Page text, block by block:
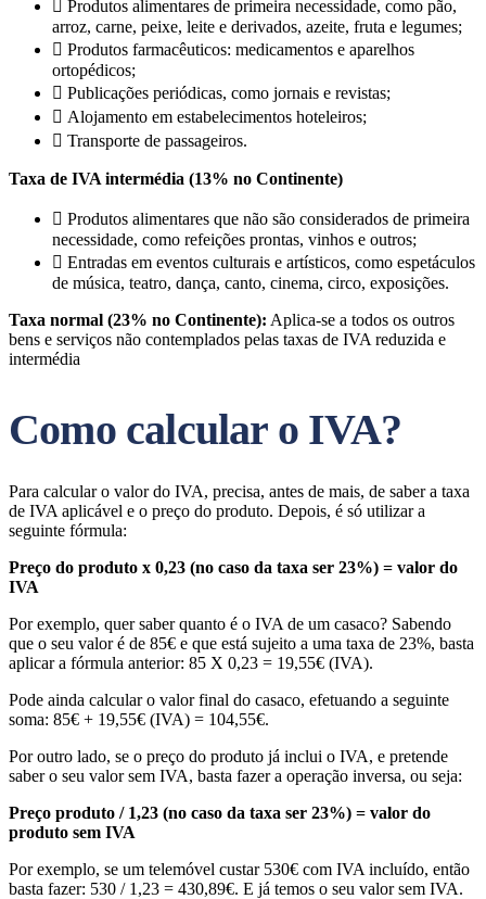
 Produtos alimentares de primeira necessidade, como pão,
arroz, carne, peixe, leite e derivados, azeite, fruta e legumes;
 Produtos farmacêuticos: medicamentos e aparelhos
ortopédicos;
 Publicações periódicas, como jornais e revistas;
 Alojamento em estabelecimentos hoteleiros;
 Transporte de passageiros.
Taxa de IVA intermédia (13% no Continente)
 Produtos alimentares que não são considerados de primeira
necessidade, como refeições prontas, vinhos e outros;
 Entradas em eventos culturais e artísticos, como espetáculos
de música, teatro, dança, canto, cinema, circo, exposições.
Taxa normal (23% no Continente): Aplica-se a todos os outros
bens e serviços não contemplados pelas taxas de IVA reduzida e
intermédia
Como calcular o IVA?
Para calcular o valor do IVA, precisa, antes de mais, de saber a taxa
de IVA aplicável e o preço do produto. Depois, é só utilizar a
seguinte fórmula:
Preço do produto x 0,23 (no caso da taxa ser 23%) = valor do
IVA
Por exemplo, quer saber quanto é o IVA de um casaco? Sabendo
que o seu valor é de 85€ e que está sujeito a uma taxa de 23%, basta
aplicar a fórmula anterior: 85 X 0,23 = 19,55€ (IVA).
Pode ainda calcular o valor final do casaco, efetuando a seguinte
soma: 85€ + 19,55€ (IVA) = 104,55€.
Por outro lado, se o preço do produto já inclui o IVA, e pretende
saber o seu valor sem IVA, basta fazer a operação inversa, ou seja:
Preço produto / 1,23 (no caso da taxa ser 23%) = valor do
produto sem IVA
Por exemplo, se um telemóvel custar 530€ com IVA incluído, então
basta fazer: 530 / 1,23 = 430,89€. E já temos o seu valor sem IVA.